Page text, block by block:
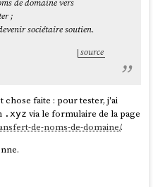
de domaine vers
;
sociétaire soutien.
source
chose faite : pour tester, j'ai
.xyz via le formulaire de la page
de-noms-de-domaine/.